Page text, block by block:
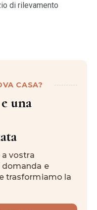
di rilevamento
CASA?
una
vostra
domanda e
trasformiamo la